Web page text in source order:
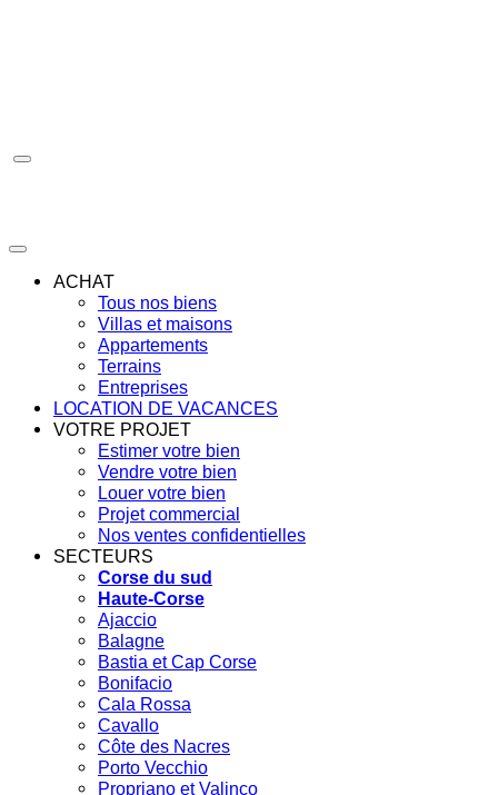
ACHAT
Tous nos biens
Villas et maisons
Appartements
Terrains
Entreprises
LOCATION DE VACANCES
VOTRE PROJET
Estimer votre bien
Vendre votre bien
Louer votre bien
Projet commercial
Nos ventes confidentielles
SECTEURS
Corse du sud
Haute-Corse
Ajaccio
Balagne
Bastia et Cap Corse
Bonifacio
Cala Rossa
Cavallo
Côte des Nacres
Porto Vecchio
Propriano et Valinco